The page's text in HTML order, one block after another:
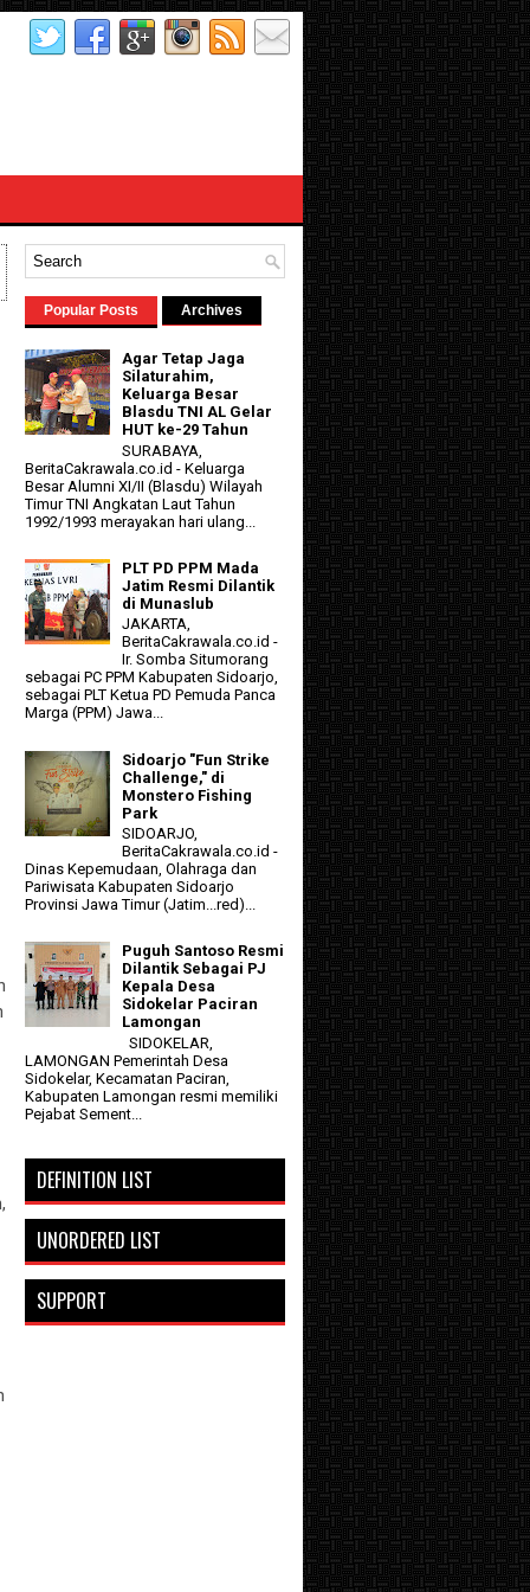
Popular Posts Archives
Agar Tetap Jaga
Silaturahim,
Keluarga Besar
Blasdu TNI AL Gelar
HUT ke-29 Tahun
SURABAYA,
BeritaCakrawala.co.id - Keluarga
Besar Alumni XI/II (Blasdu) Wilayah
Timur TNI Angkatan Laut Tahun
1992/1993 merayakan hari ulang...
PLT PD PPM Mada
Jatim Resmi Dilantik
di Munaslub
JAKARTA,
BeritaCakrawala.co.id -
Ir. Somba Situmorang
sebagai PC PPM Kabupaten Sidoarjo,
sebagai PLT Ketua PD Pemuda Panca
Marga (PPM) Jawa...
Sidoarjo "Fun Strike
Challenge," di
Monstero Fishing
Park
SIDOARJO,
BeritaCakrawala.co.id -
Dinas Kepemudaan, Olahraga dan
Pariwisata Kabupaten Sidoarjo
Provinsi Jawa Timur (Jatim...red)...
Puguh Santoso Resmi
Dilantik Sebagai PJ
Kepala Desa
Sidokelar Paciran
Lamongan
SIDOKELAR,
LAMONGAN Pemerintah Desa
Sidokelar, Kecamatan Paciran,
Kabupaten Lamongan resmi memiliki
Pejabat Sement...
DEFINITION LIST
UNORDERED LIST
SUPPORT